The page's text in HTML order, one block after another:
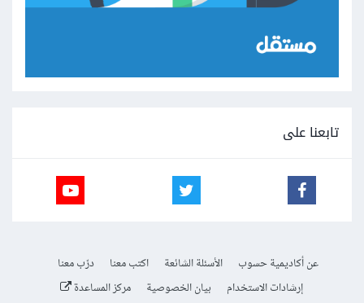
تابعنا على
عن أكاديمية حسوب الأسئلة الشائعة اكتب معنا
درّب معنا
إرشادات الاستخدام
بيان الخصوصية مركز المساعدة